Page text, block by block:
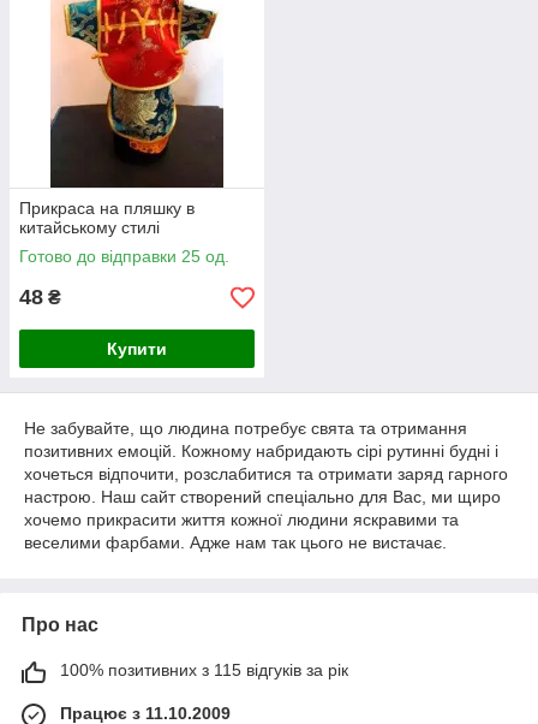
Прикраса на пляшку в
китайському стилі
Готово до відправки 25 од.
48 ₴
Купити
Не забувайте, що людина потребує свята та отримання
позитивних емоцій. Кожному набридають сірі рутинні будні і
хочеться відпочити, розслабитися та отримати заряд гарного
настрою. Наш сайт створений спеціально для Вас, ми щиро
хочемо прикрасити життя кожної людини яскравими та
веселими фарбами. Адже нам так цього не вистачає.
Про нас
100% позитивних з 115 відгуків за рік
Працює з 11.10.2009